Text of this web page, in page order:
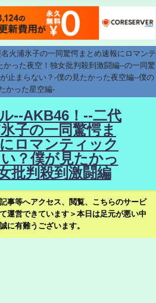
火浦氷子の一同驚愕まとめ速報にロマンテ
かった夜空！独女批判殺到激闘編--の一同驚
止まらない？-僕の見たかった夜空編--僕の
かった星空編-
--AKB46！--二代
子の一同驚愕ま
ロマンティック
？僕が見たかっ
批判殺到激闘編
事等へアクセス、閲覧、こちらのサービ
運営できています＞本日は足元が悪い中
に有難うございます。